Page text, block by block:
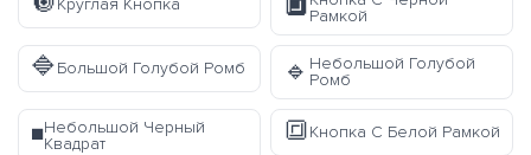
Круглая Кнопка 🔲Рамкой
🔷Большой Голубой Ромб 🔹 Небольшой Голубой
Ромб
◾Небольшой Черный
Квадрат
🔳Кнопка С Белой Рамкой